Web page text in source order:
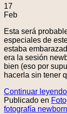
17
Feb
Esta será
especiales de
estaba
era la sesión
bien (eso por
hacerla sin tener
Continuar leyendo
Publicado en
fotografía newborn